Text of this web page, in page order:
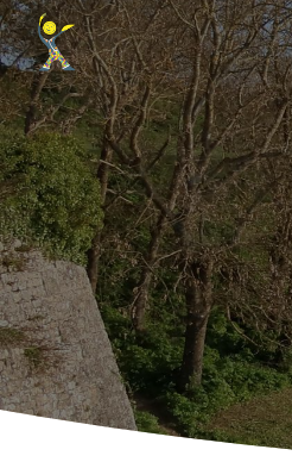
Panneau de gestion des cookies